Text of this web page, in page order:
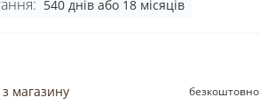
540 днів або 18 місяців
магазину безкоштовно